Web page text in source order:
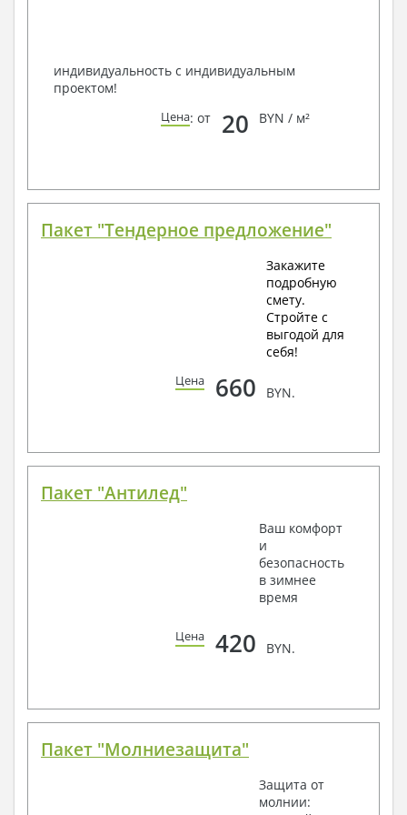
индивидуальность с индивидуальным
проектом!
Цена: от 20 BYN / м²
Пакет "Тендерное предложение"
Закажите
подробную
смету.
Стройте с
выгодой для
себя!
Цена 660 BYN.
Пакет "Антилед"
Ваш комфорт
и
безопасность
в зимнее
время
Цена 420 BYN.
Пакет "Молниезащита"
Защита от
молнии: